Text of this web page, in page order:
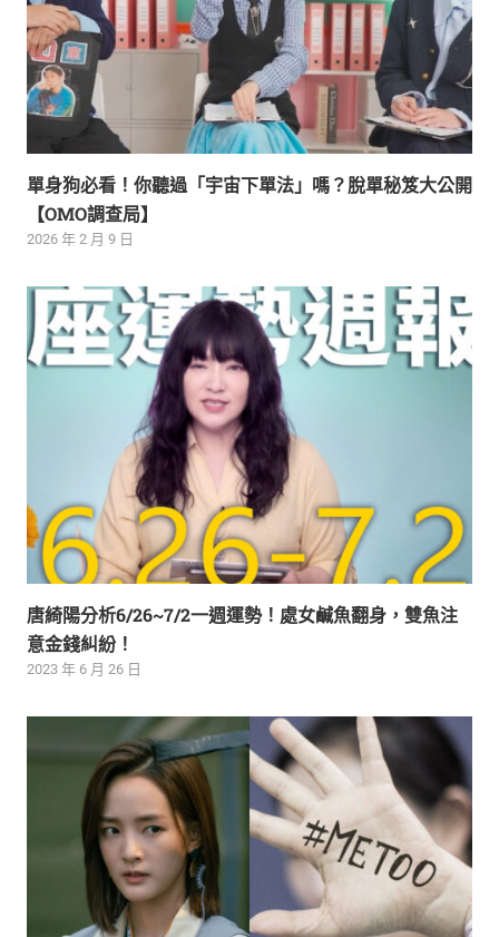
單身狗必看！你聽過「宇宙下單法」嗎？脫單秘笈大公開
【OMO調查局】
2026 年 2 月 9 日
唐綺陽分析6/26~7/2一週運勢！處女鹹魚翻身，雙魚注
意金錢糾紛！
2023 年 6 月 26 日